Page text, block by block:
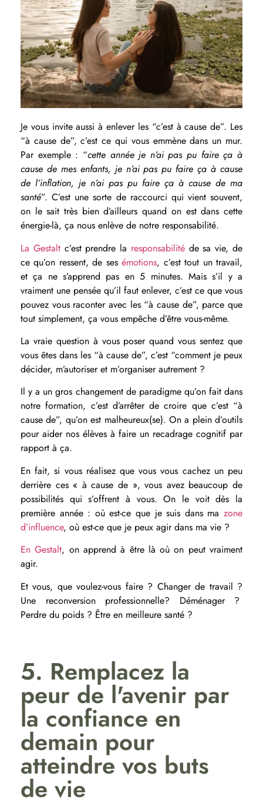
Je vous invite aussi à enlever les “c’est à cause de”. Les
“à cause de”, c’est ce qui vous emmène dans un mur.
Par exemple : “cette année je n’ai pas pu faire ça à
cause de mes enfants, je n’ai pas pu faire ça à cause
de l’inflation, je n’ai pas pu faire ça à cause de ma
santé”. C’est une sorte de raccourci qui vient souvent,
on le sait très bien d’ailleurs quand on est dans cette
énergie-là, ça nous enlève de notre responsabilité.
La Gestaltc’est prendre la responsabilitéde sa vie, de
ce qu’on ressent, de sesémotions, c’est tout un travail,
et ça ne s’apprend pas en 5 minutes. Mais s’il y a
vraiment une pensée qu’il faut enlever, c’est ce que vous
pouvez vous raconter avec les “à cause de”, parce que
tout simplement, ça vous empêche d’être vous-même.
La vraie question à vous poser quand vous sentez que
vous êtes dans les “à cause de”, c’est “comment je peux
décider, m’autoriser et m’organiser autrement ?
Il y a un gros changement de paradigme qu’on fait dans
notre formation, c’est d’arrêter de croire que c’est “à
cause de”, qu’on est malheureux(se). On a plein d’outils
pour aider nos élèves à faire un recadrage cognitif par
rapport à ça.
En fait, si vous réalisez que vous vous cachez un peu
derrière ces « à cause de », vous avez beaucoup de
possibilités qui s’offrent à vous. On le voit dès la
première année : où est-ce que je suis dans ma zone
d’influence, où est-ce que je peux agir dans ma vie ?
En Gestalt, on apprend à être là où on peut vraiment
agir.
Et vous, que voulez-vous faire ? Changer de travail ?
Une reconversion professionnelle? Déménager ?
Perdre du poids ? Être en meilleure santé ?
5. Remplacez la
peur de l'avenir par
la confiance en
demain pour
atteindre vos buts
de vie